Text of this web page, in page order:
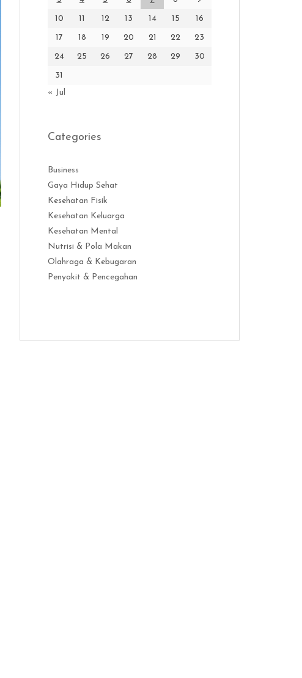
10 11 12 13 14 15 16
17 18 19 20 21 22 23
24 25 26 27 28 29 30
31
« Jul
Categories
Business
Gaya Hidup Sehat
Kesehatan Fisik
Kesehatan Keluarga
Kesehatan Mental
Nutrisi & Pola Makan
Olahraga & Kebugaran
Penyakit & Pencegahan